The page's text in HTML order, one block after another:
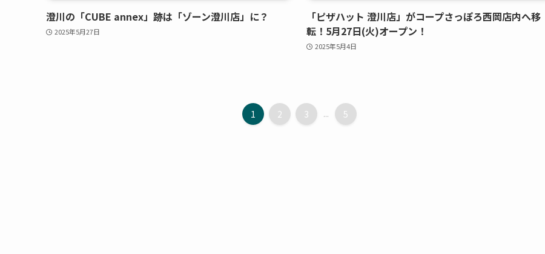
澄川の「CUBE annex」跡は「ゾーン澄川店」に？
2025年5月27日
「ピザハット 澄川店」がコープさっぽろ西岡店内へ移
転！5月27日(火)オープン！
2025年5月4日
1 2 3 ... 5